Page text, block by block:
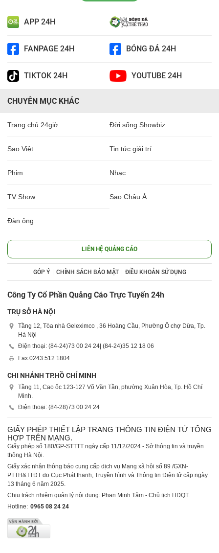
APP 24H
FANPAGE 24H BÓNG ĐÁ 24H
TIKTOK 24H YOUTUBE 24H
CHUYÊN MỤC KHÁC
Trang chủ 24giờ Đời sống Showbiz
Sao Việt Tin tức giải trí
Phim Nhạc
TV Show Sao Châu Á
Đàn ông
LIÊN HỆ QUẢNG CÁO
GÓP Ý CHÍNH SÁCH BẢO MẬT ĐIỀU KHOẢN SỬ DỤNG
Công Ty Cổ Phần Quảng Cáo Trực Tuyến 24h
TRỤ SỞ HÀ NỘI
Tầng 12, Tòa nhà Geleximco , 36 Hoàng Cầu, Phường Ô chợ Dừa, Tp.
Hà Nội
Điện thoại: (84-24)73 00 24 24| (84-24)35 12 18 06
Fax:0243 512 1804
CHI NHÁNH TP.HỒ CHÍ MINH
Tầng 11, Cao ốc 123-127 Võ Văn Tần, phường Xuân Hòa, Tp. Hồ Chí
Minh.
Điện thoại: (84-28)73 00 24 24
GIẤY PHÉP THIẾT LẬP TRANG THÔNG TIN ĐIỆN TỬ TỔNG
HỢP TRÊN MẠNG.
Giấy phép số 180/GP-STTTT ngày cấp 11/12/2024 - Sở thông tin và truyền
thông Hà Nội.
Giấy xác nhận thông báo cung cấp dịch vụ Mạng xã hội số 89 /GXN-
PTTH&TTĐT do Cục Phát thanh, Truyền hình và Thông tin Điện tử cấp ngày
13 tháng 6 năm 2025.
Chịu trách nhiệm quản lý nội dung: Phan Minh Tâm - Chủ tịch HĐQT.
Hotline: 0965 08 24 24